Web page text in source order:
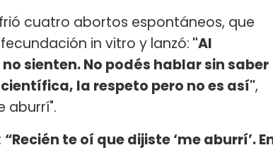
cuatro abortos espontáneos, que
in vitro y lanzó: "Al
sienten. No podés hablar sin saber
la respeto pero no es así",
aburrí".
“Recién te oí que dijiste ‘me aburrí’.